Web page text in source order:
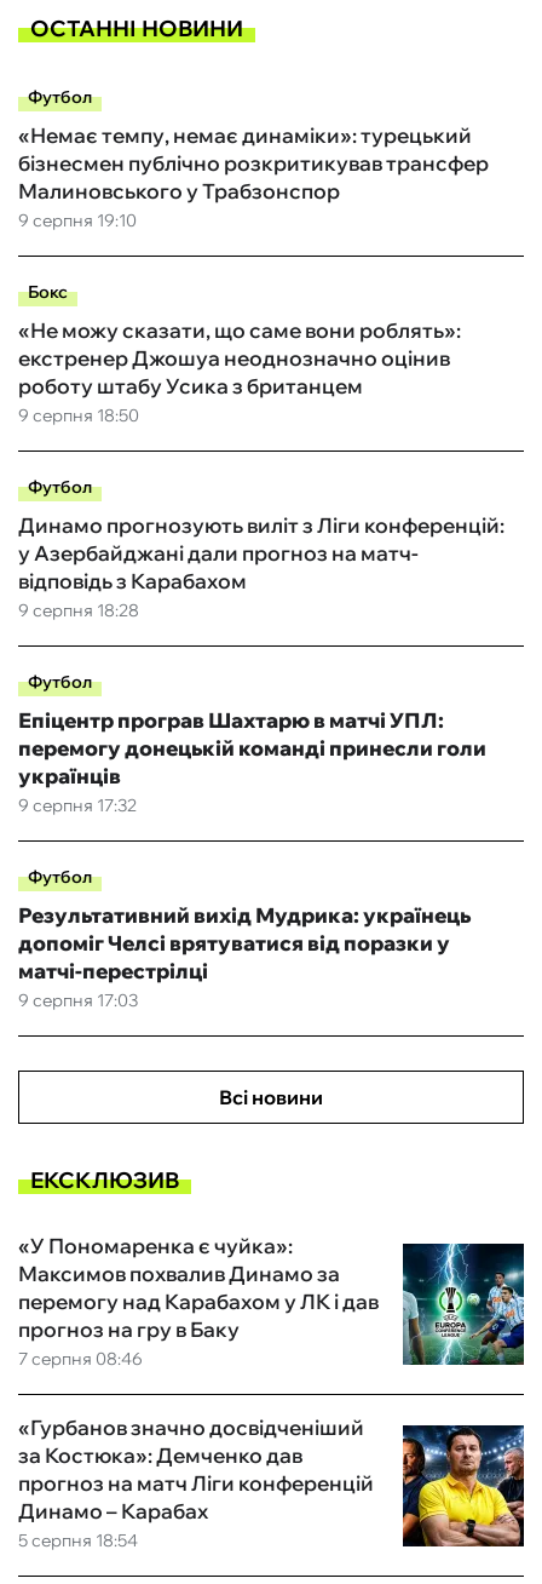
ОСТАННІ НОВИНИ
Футбол
9 серпня 19:10
«Немає темпу, немає динаміки»: турецький
бізнесмен публічно розкритикував трансфер
Малиновського у Трабзонспор
Бокс
9 серпня 18:50
«Не можу сказати, що саме вони роблять»:
екстренер Джошуа неоднозначно оцінив
роботу штабу Усика з британцем
Футбол
9 серпня 18:28
Динамо прогнозують виліт з Ліги конференцій:
у Азербайджані дали прогноз на матч-
відповідь з Карабахом
Футбол
9 серпня 17:32
Епіцентр програв Шахтарю в матчі УПЛ:
перемогу донецькій команді принесли голи
українців
Футбол
9 серпня 17:03
Результативний вихід Мудрика: українець
допоміг Челсі врятуватися від поразки у
матчі-перестрілці
Всі новини
ЕКСКЛЮЗИВ
7 серпня 08:46
«У Пономаренка є чуйка»:
Максимов похвалив Динамо за
перемогу над Карабахом у ЛК і дав
прогноз на гру в Баку
5 серпня 18:54
«Гурбанов значно досвідченіший
за Костюка»: Демченко дав
прогноз на матч Ліги конференцій
Динамо – Карабах